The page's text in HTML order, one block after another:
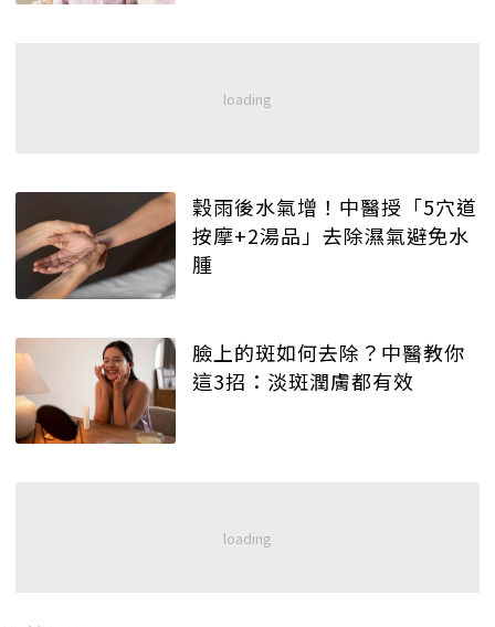
穀雨後水氣增！中醫授「5穴道
按摩+2湯品」去除濕氣避免水
腫
臉上的斑如何去除？中醫教你
這3招：淡斑潤膚都有效